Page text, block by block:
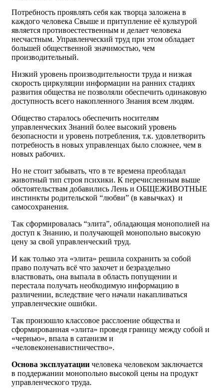
Потребность проявлять себя как творца заложена в
каждого человека Свыше и притупление её культурой
является противоестественным и делает человека
несчастным. Управленческий труд при этом обладает
большей общественной значимостью, чем
производительный.
Низкий уровень производительности труда и низкая
скорость циркуляции информации на ранних стадиях
развития общества не позволяли обеспечить одинаковую
доступность всего накопленного Знания всем людям.
Общество старалось обеспечить носителям
управленческих Знаний более высокий уровень
безопасности и уровень потребления, т.к. удовлетворить
потребность в новых управленцах было сложнее, чем в
новых рабочих.
Но не стоит забывать, что в те времена преобладал
животный тип строя психики. К перечисленным выше
обстоятельствам добавились Лень и ОБЩЕЖИВОТНЫЕ
инстинкты родительской “любви” (в кавычках) и
самосохранения.
Так сформировалась “элита”, обладающая монополией на
доступ к Знанию, и получающей монопольно высокую
цену за свой управленческий труд.
И как только эта «элита» решила сохранить за собой
право получать всё что захочет и безраздельно
властвовать, она выпала в область попущении и
перестала получать необходимую информацию в
различении, вследствие чего начали накапливаться
управленческие ошибки.
Так произошло классовое расслоение общества и
сформированная «элита» проведя границу между собой и
«чернью», впала в сатанизм и
«человеконенавистничество».
Основа эксплуатации человека человеком заключается
в поддержании монопольно высокой цены на продукт
управленческого труда.